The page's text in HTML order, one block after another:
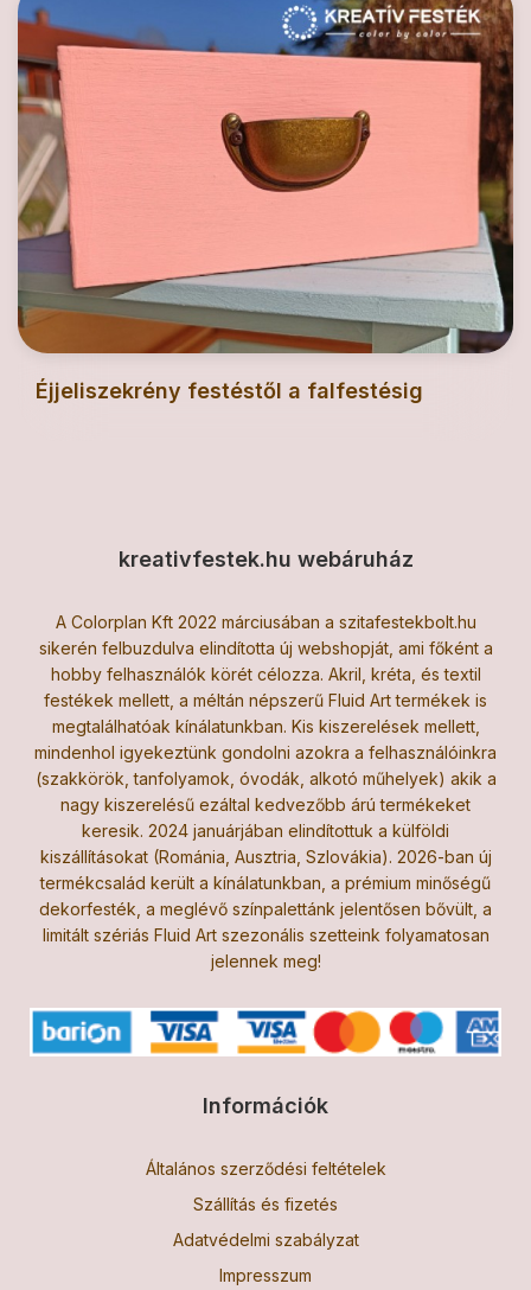
Éjjeliszekrény festéstől a falfestésig
kreativfestek.hu webáruház
A Colorplan Kft 2022 márciusában a szitafestekbolt.hu
sikerén felbuzdulva elindította új webshopját, ami főként a
hobby felhasználók körét célozza. Akril, kréta, és textil
festékek mellett, a méltán népszerű Fluid Art termékek is
megtalálhatóak kínálatunkban. Kis kiszerelések mellett,
mindenhol igyekeztünk gondolni azokra a felhasználóinkra
(szakkörök, tanfolyamok, óvodák, alkotó műhelyek) akik a
nagy kiszerelésű ezáltal kedvezőbb árú termékeket
keresik. 2024 januárjában elindítottuk a külföldi
kiszállításokat (Románia, Ausztria, Szlovákia). 2026-ban új
termékcsalád került a kínálatunkban, a prémium minőségű
dekorfesték, a meglévő színpalettánk jelentősen bővült, a
limitált szériás Fluid Art szezonális szetteink folyamatosan
jelennek meg!
Információk
Általános szerződési feltételek
Szállítás és fizetés
Adatvédelmi szabályzat
Impresszum